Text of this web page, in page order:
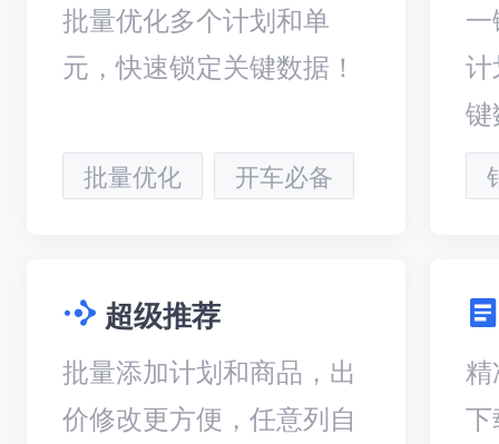
批量优化多个计划和单
元，快速锁定关键数据！
批量优化 开车必备
超级推荐
批量添加计划和商品，出
价修改更方便，任意列自